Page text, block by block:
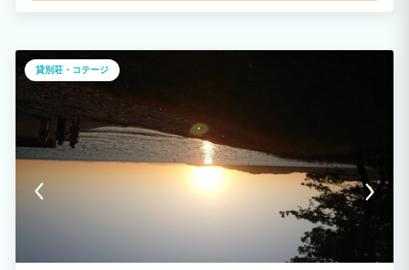
台付＊2人前からオーダー可能です。食材の準備がございますので、当日キャンセルは
お断りいたします。キャンセルは宿泊日3日前までにご連絡下さい。 ＊食物アレルギー
をお持ちのお客様へ 当施設でのご飲食にあたりましては、お客様の最終判断でお召し
上がりいただけます様お願いいたします。 食材、メニューについて、ご不明な点がご
ざいましたら事前にお問合せ下さい。 RivageBlueで楽しいひとときをお過ごし下さ
貸別荘・コテージ